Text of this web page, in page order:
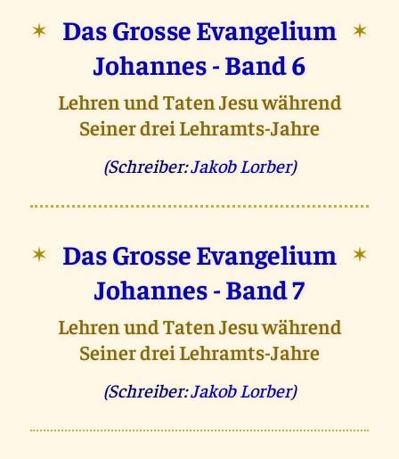
✶
Das Grosse Evangelium
Johannes - Band 6
✶
Lehren und Taten Jesu während
Seiner drei Lehramts-Jahre
(Schreiber:Jakob Lorber)
✶
Das Grosse Evangelium
Johannes - Band 7
✶
Lehren und Taten Jesu während
Seiner drei Lehramts-Jahre
(Schreiber:Jakob Lorber)